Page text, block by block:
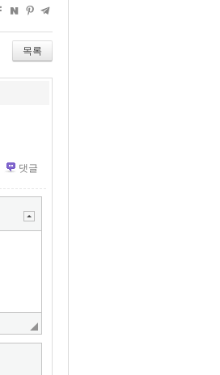
목록
댓글